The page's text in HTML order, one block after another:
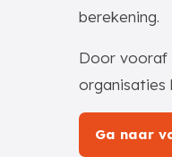
berekening.
Door vooraf
organisaties
Ga naar